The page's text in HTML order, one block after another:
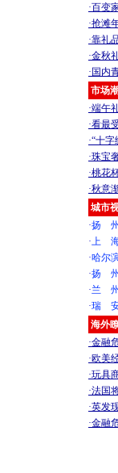
·百变
·抢滩
·靠礼
·金秋
·国内
市场
·端午
·看最
·“十
·珠宝
·桃花
·秋意
城市
·扬 州|
·上
·哈尔
·扬 州|
·兰 州|
·瑞
海外
·金融
·欧美
·玩具
·法国
·英发
·金融